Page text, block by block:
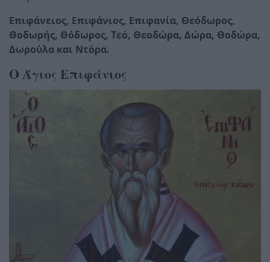
Επιφάνειος, Επιφάνιος, Επιφανία, Θεόδωρος,
Θοδωρής, Θόδωρος, Τεό, Θεοδώρα, Δώρα, Θοδώρα,
Δωρούλα και Ντόρα.
Ο Άγιος Επιφάνιος